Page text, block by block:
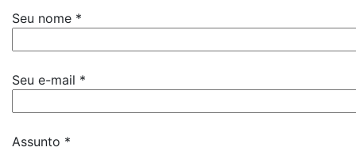
Seu nome *
Seu e-mail *
Assunto *